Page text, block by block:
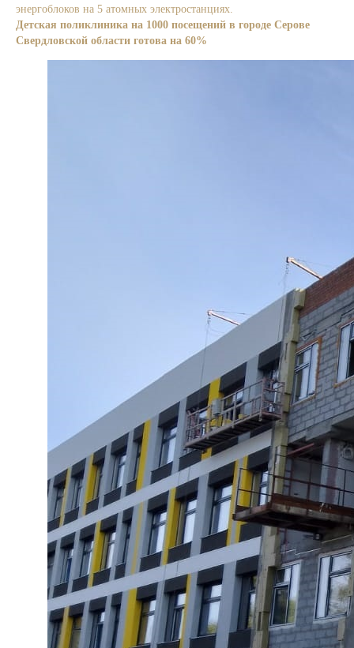
энергоблоков на 5 атомных электростанциях.
Детская поликлиника на 1000 посещений в городе Серове
Свердловской области готова на 60%